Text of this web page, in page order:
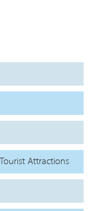
Attractions